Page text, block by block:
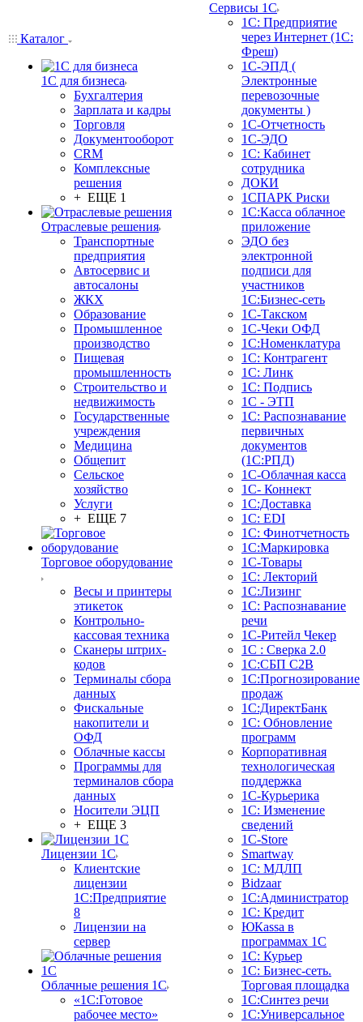
Каталог
1С для бизнеса
Бухгалтерия
Зарплата и кадры
Торговля
Документооборот
CRM
Комплексные
решения
+ ЕЩЕ 1
Отраслевые решения
Транспортные
предприятия
Автосервис и
автосалоны
ЖКХ
Образование
Промышленное
производство
Пищевая
промышленность
Строительство и
недвижимость
Государственные
учреждения
Медицина
Общепит
Сельское
хозяйство
Услуги
+ ЕЩЕ 7
Торговое оборудование
Весы и принтеры
этикеток
Контрольно-
кассовая техника
Сканеры штрих-
кодов
Терминалы сбора
данных
Фискальные
накопители и
ОФД
Облачные кассы
Программы для
терминалов сбора
данных
Носители ЭЦП
+ ЕЩЕ 3
Лицензии 1С
Клиентские
лицензии
1С:Предприятие
8
Лицензии на
сервер
Облачные решения 1С
«1C:Готовое
рабочее место»
Сервисы 1С
1С: Предприятие
через Интернет (1С:
Фреш)
1С-ЭПД (
Электронные
перевозочные
документы )
1С-Отчетность
1С-ЭДО
1С: Кабинет
сотрудника
ДОКИ
1СПАРК Риски
1С:Касса облачное
приложение
ЭДО без
электронной
подписи для
участников
1С:Бизнес-сеть
1С-Такском
1С-Чеки ОФД
1С:Номенклатура
1С: Контрагент
1С: Линк
1С: Подпись
1С - ЭТП
1С: Распознавание
первичных
документов
(1С:РПД)
1С-Облачная касса
1С- Коннект
1С:Доставка
1С: EDI
1С: Финотчетность
1С:Маркировка
1С-Товары
1С: Лекторий
1С:Лизинг
1С: Распознавание
речи
1C-Ритейл Чекер
1С : Сверка 2.0
1С:СБП C2B
1С:Прогнозирование
продаж
1С:ДиректБанк
1С: Обновление
программ
Корпоративная
технологическая
поддержка
1С-Курьерика
1С: Изменение
сведений
1C-Store
Smartway
1С: МДЛП
Bidzaar
1С:Администратор
1С: Кредит
ЮКаssа в
программах 1С
1С: Курьер
1С: Бизнес-сеть.
Торговая площадка
1С:Синтез речи
1С:Универсальное